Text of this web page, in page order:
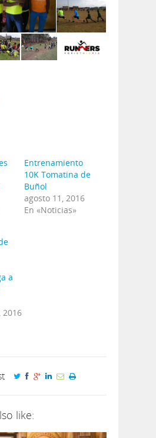
Entrenamiento
10K Tomatina de
Buñol
agosto 11, 2016
En «Noticias»
a
2016
like: